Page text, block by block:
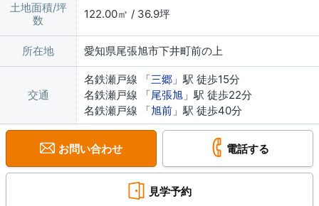
土地面積/坪
数
122.00㎡ / 36.9坪
所在地 愛知県尾張旭市下井町前の上
交通
名鉄瀬戸線 「三郷 」駅 徒歩15分
名鉄瀬戸線 「尾張旭 」駅 徒歩22分
名鉄瀬戸線 「旭前 」駅 徒歩40分
お問い合わせ 電話する
見学予約